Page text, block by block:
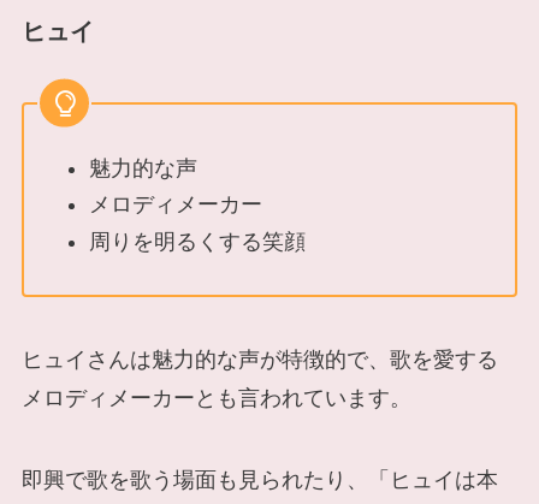
ヒュイ
魅力的な声
メロディメーカー
周りを明るくする笑顔
ヒュイさんは魅力的な声が特徴的で、歌を愛する
メロディメーカーとも言われています。
即興で歌を歌う場面も見られたり、「ヒュイは本